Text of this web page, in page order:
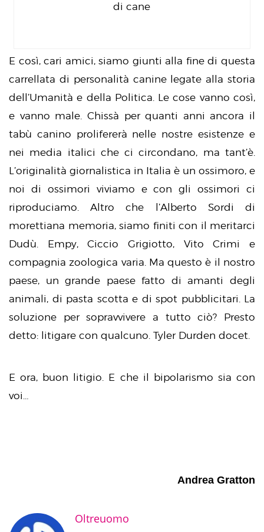
di cane
E così, cari amici, siamo giunti alla fine di questa
carrellata di personalità canine legate alla storia
dell’Umanità e della Politica. Le cose vanno così,
e vanno male. Chissà per quanti anni ancora il
tabù canino prolifererà nelle nostre esistenze e
nei media italici che ci circondano, ma tant’è.
L’originalità giornalistica in Italia è un ossimoro, e
noi di ossimori viviamo e con gli ossimori ci
riproduciamo. Altro che l’Alberto Sordi di
morettiana memoria, siamo finiti con il meritarci
Dudù. Empy, Ciccio Grigiotto, Vito Crimi e
compagnia zoologica varia. Ma questo è il nostro
paese, un grande paese fatto di amanti degli
animali, di pasta scotta e di spot pubblicitari. La
soluzione per sopravvivere a tutto ciò? Presto
detto: litigare con qualcuno. Tyler Durden docet.
E ora, buon litigio. E che il bipolarismo sia con
voi…
Andrea Gratton
Oltreuomo